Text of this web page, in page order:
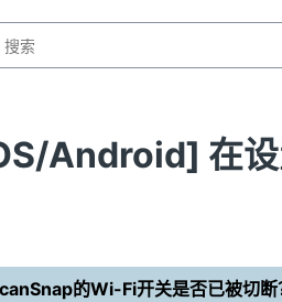
Android] 在设
的Wi-Fi开关是否已被切断